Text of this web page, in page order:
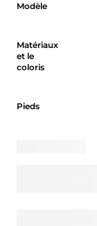
Modèle
Matériaux
et le
coloris
Pieds